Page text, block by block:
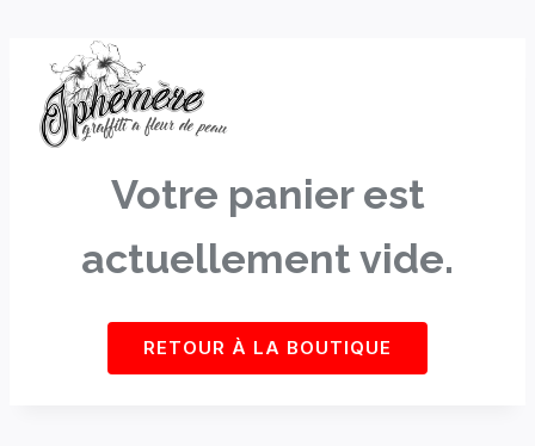
content
Votre panier est
actuellement vide.
RETOUR À LA BOUTIQUE